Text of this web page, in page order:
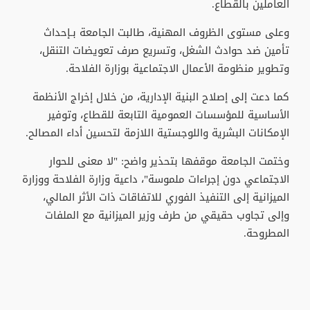
وعلى مستوى الظروف المهنية، طالبت الجامعة بـإحداث
تأمين ضد حوادث الشغل، وتسريع صرف تعويضات التنقل،
وتطوير منظومة الأعمال الاجتماعية بوزارة الفلاحة.
كما دعت إلى إصلاح البنية الإدارية، من خلال إخراج الأنظمة
الأساسية للمؤسسات العمومية التابعة للقطاع، وتوفير
الإمكانات البشرية واللوجستية اللازمة لتحسين أداء المصالح.
وختمت الجامعة موقفها بتحذير واضح: "لا معنى للحوار
الاجتماعي دون إجراءات ملموسة"، داعية وزارة الفلاحة ووزارة
الميزانية إلى التنفيذ الفوري للاتفاقات ذات الأثر المالي،
وإلى تجاوب حقيقي من طرف وزير الميزانية مع الملفات
المطروحة.